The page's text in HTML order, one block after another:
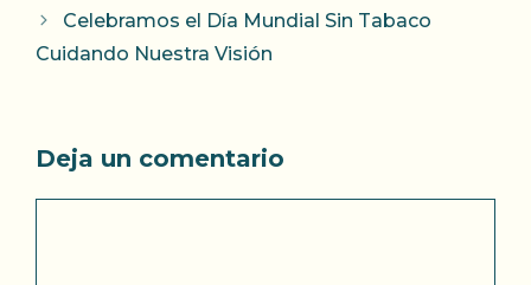
Celebramos el Día Mundial Sin Tabaco
Cuidando Nuestra Visión
Deja un comentario